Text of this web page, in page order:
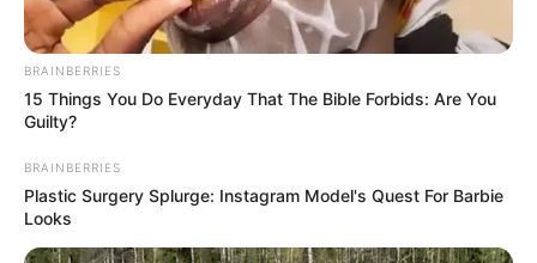
Penulis: Nisa |23 April 2019
Apa jadinya jika seorang yang kita sayangi pergi untuk
selamanya? Banyak orang yang berharap dapat memutar kembali
waktu agar bisa merubah takdir, seperti yang terjadi dalam film
berjudul Spring, Again.
BRAINBERRIES
15 Things You Do Everyday That The Bible Forbids: Are You
Guilty?
BRAINBERRIES
Plastic Surgery Splurge: Instagram Model's Quest For Barbie
Looks